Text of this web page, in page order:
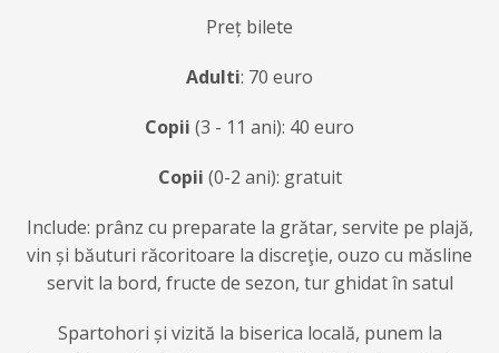
Preț bilete
Adulti: 70 euro
Copii (3 - 11 ani): 40 euro
Copii (0-2 ani): gratuit
Include: prânz cu preparate la grătar, servite pe plajă,
vin și băuturi răcoritoare la discreţie, ouzo cu măsline
servit la bord, fructe de sezon, tur ghidat în satul
Spartohori și vizită la biserica locală, punem la